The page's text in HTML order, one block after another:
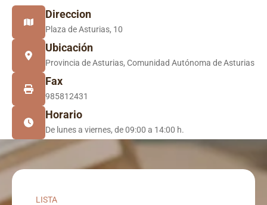
Direccion
Plaza de Asturias, 10
Ubicación
Provincia de Asturias, Comunidad Autónoma de Asturias
Fax
985812431
Horario
De lunes a viernes, de 09:00 a 14:00 h.
LISTA